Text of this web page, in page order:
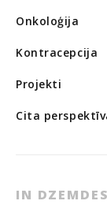
Onkoloģija
Kontracepcija
Projekti
Cita
IN